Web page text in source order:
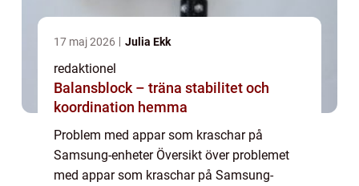
17 maj 2026 Julia Ekk
redaktionel
Balansblock – träna stabilitet och
koordination hemma
Problem med appar som kraschar på
Samsung-enheter Översikt över problemet
med appar som kraschar på Samsung-